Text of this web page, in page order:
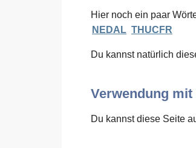
Hier noch ein paar
NEDAL THUCFR
Du kannst natürlich
Verwendung
Du kannst diese Seite